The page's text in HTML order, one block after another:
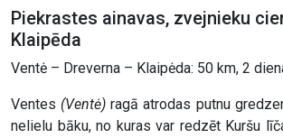
Piekrastes ainavas, zvejnieku
Klaipēda
Ventė – Dreverna – Klaipėda: 50 km, 2
Ventes (Ventė) ragā atrodas putnu
nelielu bāku, no kuras var redzēt Kuršu